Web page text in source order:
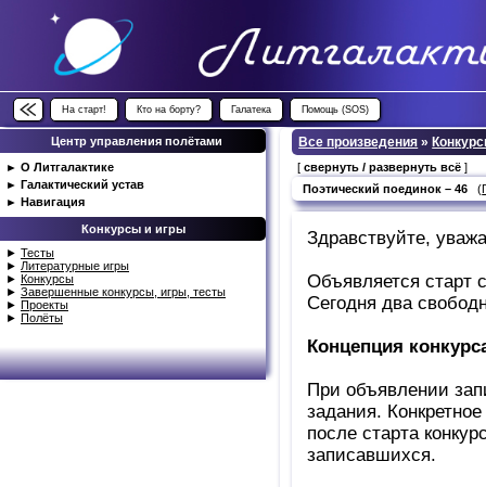
На старт! Кто на борту? Галатека Помощь (SOS)
Центр управления полётами
► О Литгалактике
► Галактический устав
► Навигация
Конкурсы и игры
► Тесты
► Литературные игры
► Конкурсы
► Завершенные конкурсы, игры, тесты
► Проекты
► Полёты
Все произведения »
[свернуть / развернуть всё ]
Поэтический поединок – 46 (
Здравствуйте,
Объявляется старт
Сегодня два
Концепция
При объявлении
задания.
после старта
записавшихся.